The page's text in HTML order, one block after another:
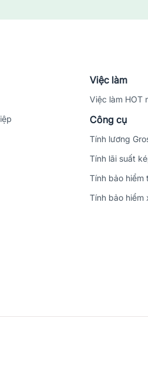
Việc làm
Việc làm HOT
Công cụ
Tính lương
Tính lãi suất
Tính bảo hiểm
Tính bảo hiểm